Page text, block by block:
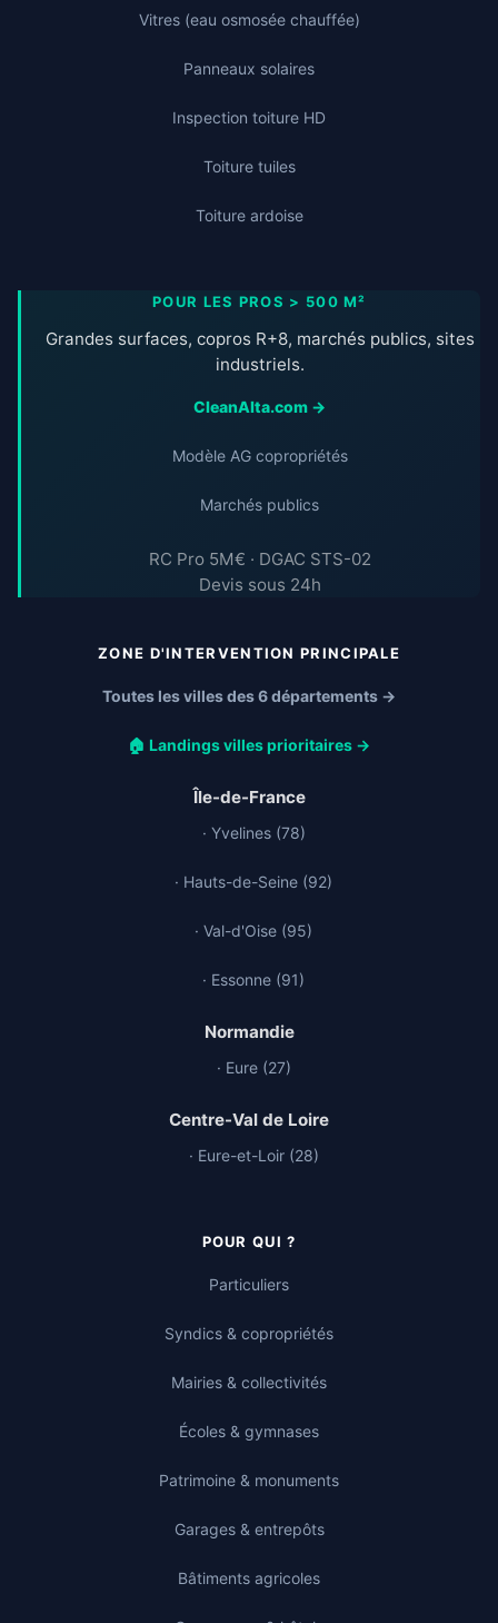
Vitres (eau osmosée chauffée)
Panneaux solaires
Inspection toiture HD
Toiture tuiles
Toiture ardoise
POUR LES PROS > 500 M²
Grandes surfaces, copros R+8, marchés publics, sites
industriels.
CleanAlta.com →
Modèle AG copropriétés
Marchés publics
RC Pro 5M€ · DGAC STS-02
Devis sous 24h
ZONE D'INTERVENTION PRINCIPALE
Toutes les villes des 6 départements →
🏠 Landings villes prioritaires →
Île-de-France
· Yvelines (78)
· Hauts-de-Seine (92)
· Val-d'Oise (95)
· Essonne (91)
Normandie
· Eure (27)
Centre-Val de Loire
· Eure-et-Loir (28)
POUR QUI ?
Particuliers
Syndics & copropriétés
Mairies & collectivités
Écoles & gymnases
Patrimoine & monuments
Garages & entrepôts
Bâtiments agricoles